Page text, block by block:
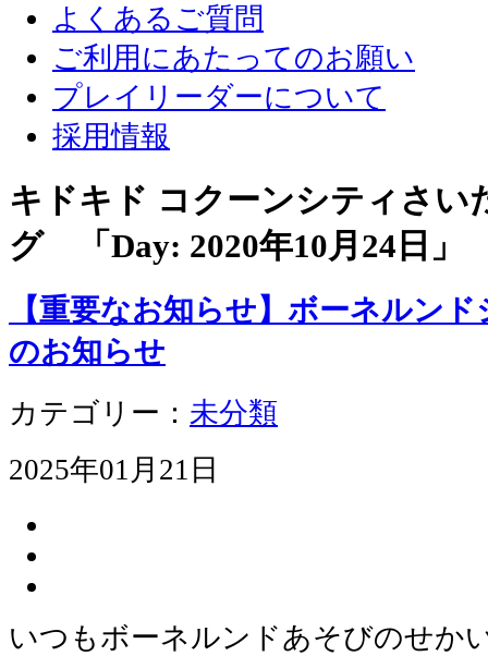
よくあるご質問
ご利用にあたってのお願い
プレイリーダーについて
採用情報
キドキド コクーンシティさい
グ 「Day: 2020年10月24日 」
【重要なお知らせ】ボーネルン
のお知らせ
カテゴリー： 未分類
2025年01月21日
いつもボーネルンドあそびのせか